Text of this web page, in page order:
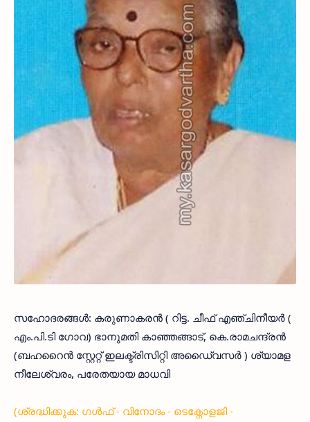
സഹോദരങ്ങള്‍: കരുണാകരന്‍ ( റിട്ട. ചീഫ് എഞ്ചിനീയര്‍ (
എം.പി.ടി ഗോവ) ഭാനുമതി കാഞ്ഞങ്ങാട്, കെ.രാമചന്ദ്രന്‍
(ബഹറൈന്‍ സ്റ്റേറ്റ് ഇലക്ട്രിസിറ്റി അഡൈ്വസര്‍ ) ശ്യാമള
നീലേശ്വരം, പരേതയായ മാധവി
(ശ്രദ്ധിക്കുക: ഗൾഫ് - വിനോദം - ടെക്നോളജി -